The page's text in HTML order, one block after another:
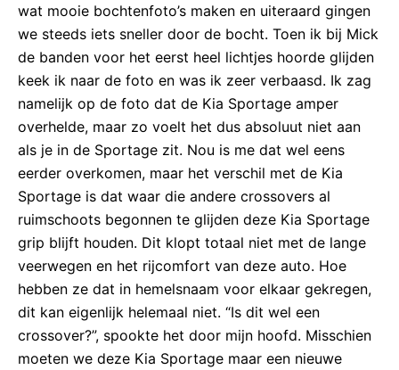
wat mooie bochtenfoto’s maken en uiteraard gingen
we steeds iets sneller door de bocht. Toen ik bij Mick
de banden voor het eerst heel lichtjes hoorde glijden
keek ik naar de foto en was ik zeer verbaasd. Ik zag
namelijk op de foto dat de Kia Sportage amper
overhelde, maar zo voelt het dus absoluut niet aan
als je in de Sportage zit. Nou is me dat wel eens
eerder overkomen, maar het verschil met de Kia
Sportage is dat waar die andere crossovers al
ruimschoots begonnen te glijden deze Kia Sportage
grip blijft houden. Dit klopt totaal niet met de lange
veerwegen en het rijcomfort van deze auto. Hoe
hebben ze dat in hemelsnaam voor elkaar gekregen,
dit kan eigenlijk helemaal niet. “Is dit wel een
crossover?”, spookte het door mijn hoofd. Misschien
moeten we deze Kia Sportage maar een nieuwe